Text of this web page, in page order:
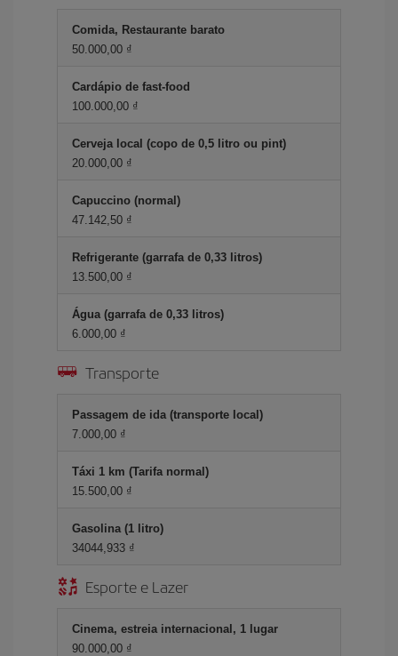
Comida, Restaurante barato
50.000,00 ₫
Cardápio de fast-food
100.000,00 ₫
Cerveja local (copo de 0,5 litro ou pint)
20.000,00 ₫
Capuccino (normal)
47.142,50 ₫
Refrigerante (garrafa de 0,33 litros)
13.500,00 ₫
Água (garrafa de 0,33 litros)
6.000,00 ₫
Transporte
Passagem de ida (transporte local)
7.000,00 ₫
Táxi 1 km (Tarifa normal)
15.500,00 ₫
Gasolina (1 litro)
34044,933 ₫
Esporte e Lazer
Cinema, estreia internacional, 1 lugar
90.000,00 ₫